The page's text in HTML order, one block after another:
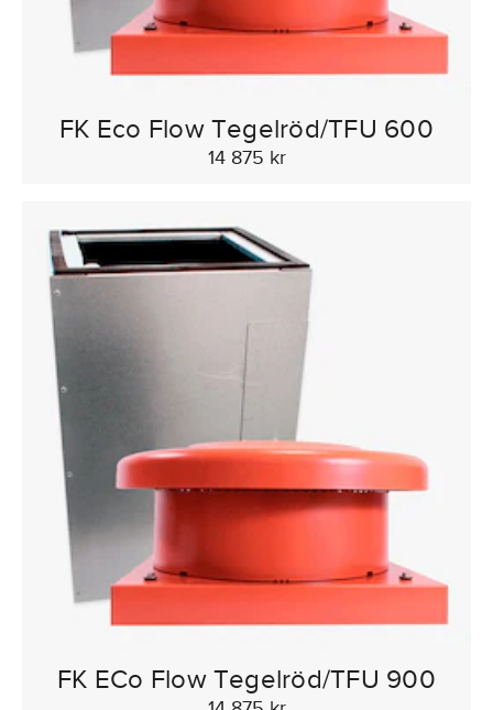
FK Eco Flow Tegelröd/TFU 600
14 875 kr
FK ECo Flow Tegelröd/TFU 900